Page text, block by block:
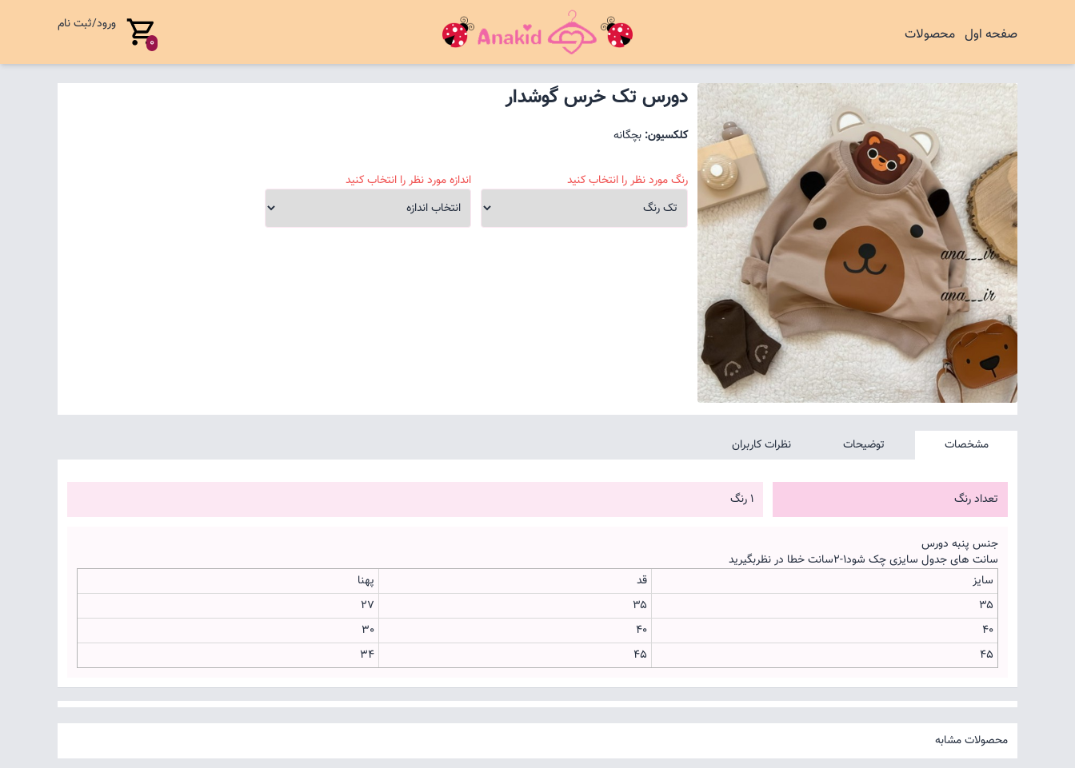
صفحه اول محصولات 0
ورود/ثبت نام
دورس تک خرس گوشدار
کلکسیون: بچگانه
رنگ مورد نظر را انتخاب کنید اندازه مورد نظر را انتخاب کنید
مشخصات توضیحات نظرات کاربران
تعداد رنگ 1 رنگ
جنس پنبه دورس
سانت های جدول سایزی چک شود۱-۲سانت خطا در نظربگیرید
سایز
قد
پهنا
۳۵
۳۵
۲۷
۴۰
۴۰
30
۴۵
۴۵ 34
محصولات مشابه